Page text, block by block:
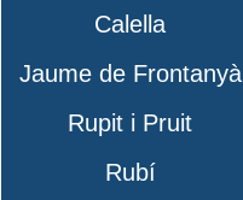
Calella
Jaume de Frontanyà
Rupit i Pruit
Rubí